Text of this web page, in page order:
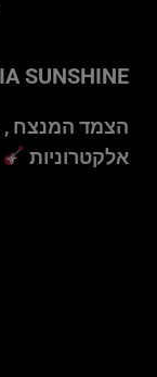
SUNSHINE
הצמד המנצח ,
אלקטרוניות